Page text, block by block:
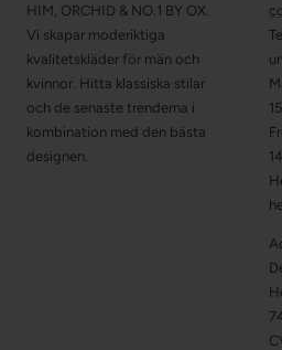
HIM, ORCHID & NO.1 BY OX.
Vi skapar moderiktiga
kvalitetskläder för män och
kvinnor. Hitta klassiska stilar
och de senaste trenderna i
kombination med den bästa
designen.